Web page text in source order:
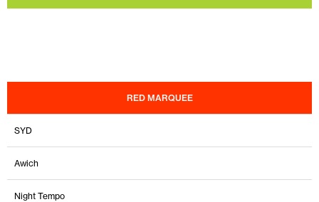
RED MARQUEE
SYD
Awich
Night Tempo